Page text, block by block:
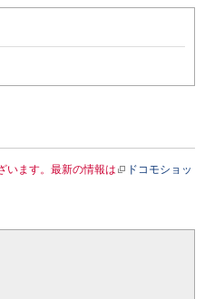
います。最新の情報は
ドコモショッ